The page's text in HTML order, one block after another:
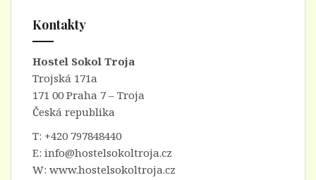
Kontakty
Hostel Sokol Troja
Trojská 171a
171 00 Praha 7 – Troja
Česká republika
T: +420 797848440
E: info@hostelsokoltroja.cz
W: www.hostelsokoltroja.cz